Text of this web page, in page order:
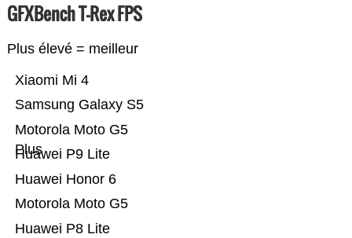
GFXBench T-Rex FPS
Plus élevé = meilleur
Huawei P8 Lite
Motorola Moto G5
Huawei Honor 6
Huawei P9 Lite
Motorola Moto G5
Plus
Samsung Galaxy S5
Xiaomi Mi 4